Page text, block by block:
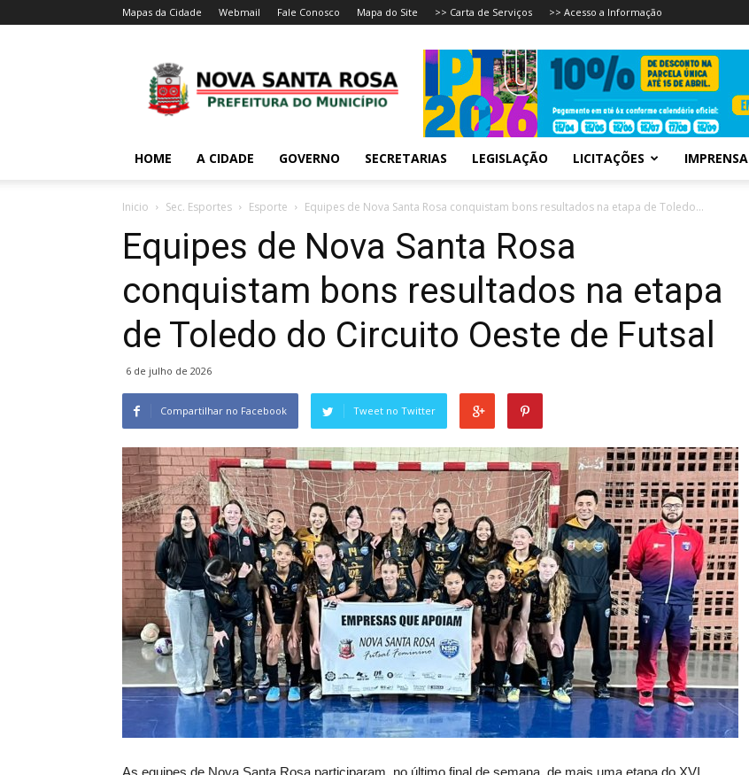
Mapas da Cidade Webmail Fale Conosco Mapa do Site >> Carta de Serviços >> Acesso a Informação
HOME A CIDADE GOVERNO SECRETARIAS LEGISLAÇÃO LICITAÇÕES IMPRENSA
Inicio Sec. Esportes Esporte Equipes de Nova Santa Rosa conquistam bons resultados na etapa de Toledo...
Equipes de Nova Santa Rosa
conquistam bons resultados na etapa
de Toledo do Circuito Oeste de Futsal
6 de julho de 2026
Compartilhar no Facebook Tweet no Twitter
As equipes de Nova Santa Rosa participaram, no último final de semana, de mais uma etapa do XVI